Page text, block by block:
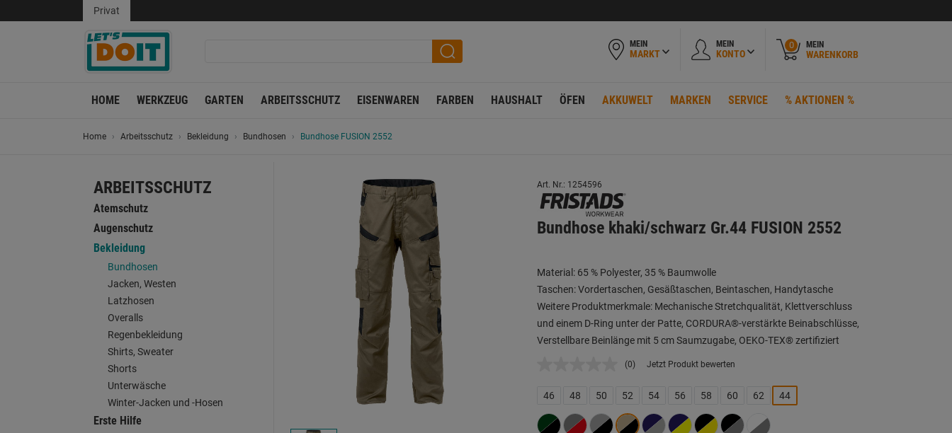
Privat
MEIN
MARKT
MEIN
KONTO
0 MEIN
WARENKORB
HOME WERKZEUG GARTEN ARBEITSSCHUTZ EISENWAREN FARBEN HAUSHALT ÖFEN AKKUWELT MARKEN SERVICE % AKTIONEN %
Home Arbeitsschutz Bekleidung Bundhosen Bundhose FUSION 2552
ARBEITSSCHUTZ
Atemschutz
Augenschutz
Bekleidung
Bundhosen
Jacken, Westen
Latzhosen
Overalls
Regenbekleidung
Shirts, Sweater
Shorts
Unterwäsche
Winter-Jacken und -Hosen
Erste Hilfe
Art. Nr.: 1254596
Bundhose khaki/schwarz Gr.44 FUSION 2552
Material: 65 % Polyester, 35 % Baumwolle
Taschen: Vordertaschen, Gesäßtaschen, Beintaschen, Handytasche
Weitere Produktmerkmale: Mechanische Stretchqualität, Klettverschluss
und einem D-Ring unter der Patte, CORDURA®-verstärkte Beinabschlüsse,
Verstellbare Beinlänge mit 5 cm Saumzugabe, OEKO-TEX® zertifiziert
Kein
Link
auf
derselben
Seite.
(0) Jetzt Produkt bewerten
46 48 50 52 54 56 58 60 62 44